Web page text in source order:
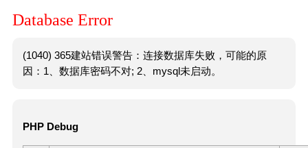
Database Error
(1040) 365建站错误警告：连接数据库失败，可能的原
因：1、数据库密码不对; 2、mysql未启动。
PHP Debug